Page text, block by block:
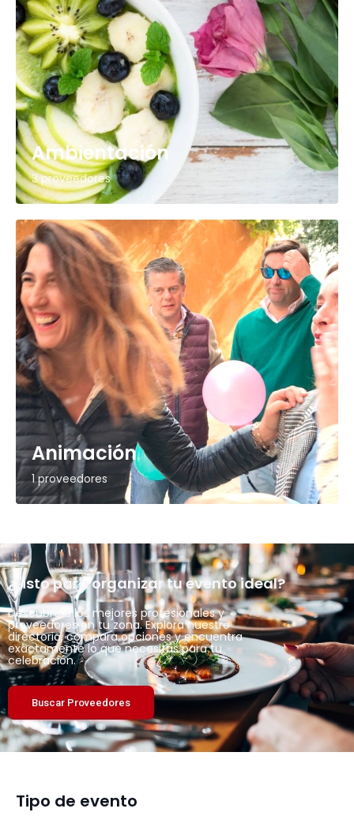
Ambientación
3 proveedores
Animación
1 proveedores
¿Listo para organizar tu evento ideal?
Descubre a los mejores profesionales y
proveedores en tu zona. Explora nuestro
directorio, compara opciones y encuentra
exactamente lo que necesitas para tu
celebración.
Buscar Proveedores
Tipo de evento